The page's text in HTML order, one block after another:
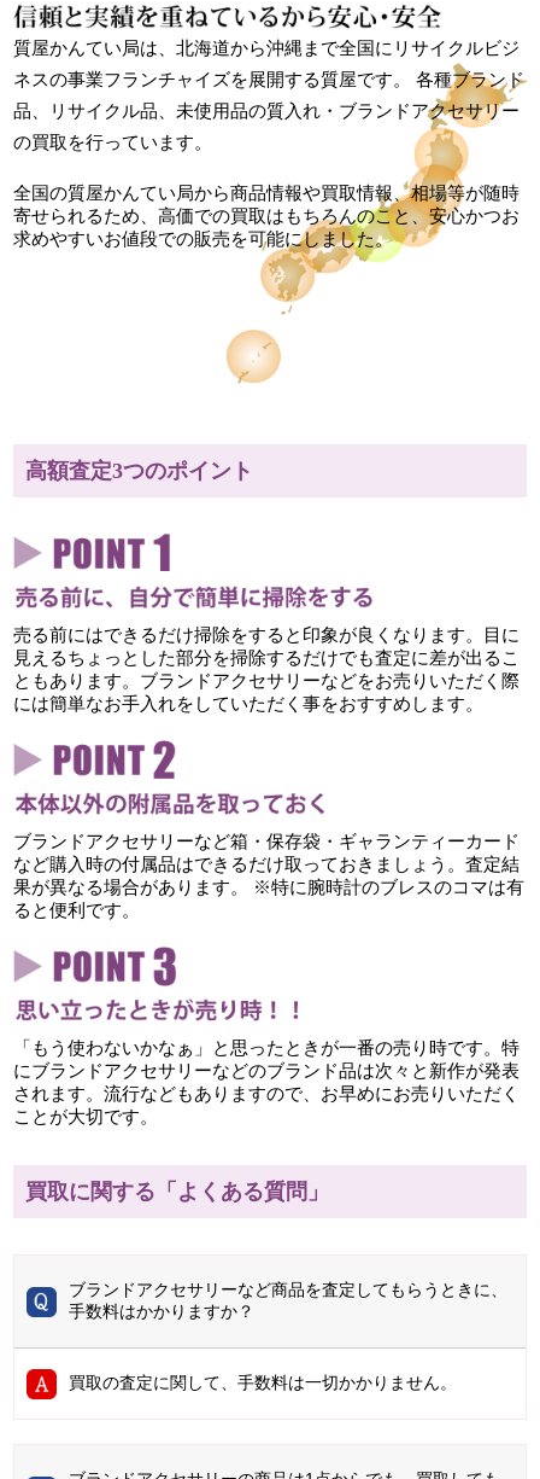
質屋かんてい局は、北海道から沖縄まで全国にリサイクルビジ
ネスの事業フランチャイズを展開する質屋です。 各種ブランド
品、リサイクル品、未使用品の質入れ・ブランドアクセサリー
の買取を行っています。
全国の質屋かんてい局から商品情報や買取情報、相場等が随時
寄せられるため、高価での買取はもちろんのこと、安心かつお
求めやすいお値段での販売を可能にしました。
高額査定3つのポイント
売る前にはできるだけ掃除をすると印象が良くなります。目に
見えるちょっとした部分を掃除するだけでも査定に差が出るこ
ともあります。ブランドアクセサリーなどをお売りいただく際
には簡単なお手入れをしていただく事をおすすめします。
ブランドアクセサリーなど箱・保存袋・ギャランティーカード
など購入時の付属品はできるだけ取っておきましょう。査定結
果が異なる場合があります。 ※特に腕時計のブレスのコマは有
ると便利です。
「もう使わないかなぁ」と思ったときが一番の売り時です。特
にブランドアクセサリーなどのブランド品は次々と新作が発表
されます。流行などもありますので、お早めにお売りいただく
ことが大切です。
買取に関する「よくある質問」
ブランドアクセサリーなど商品を査定してもらうときに、
手数料はかかりますか？
買取の査定に関して、手数料は一切かかりません。